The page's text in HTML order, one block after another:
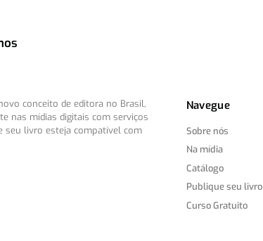
conceito de editora no Brasil,
nas mídias digitais com serviços
seu livro esteja compatível com
Navegue
Sobre nós
Na mídia
Catálogo
Publique seu livro
Curso Gratuito